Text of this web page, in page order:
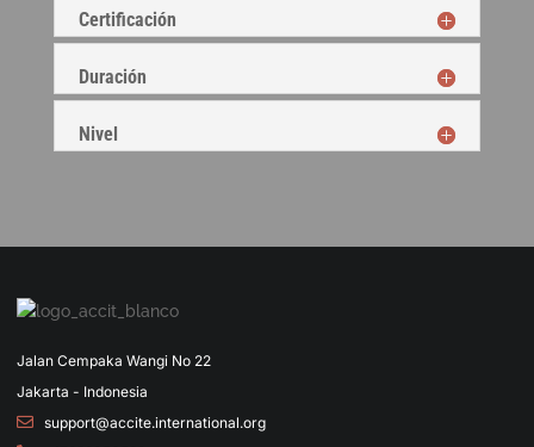
Certificación
Duración
Nivel
Jalan Cempaka Wangi No 22
Jakarta - Indonesia
support@accite.international.org